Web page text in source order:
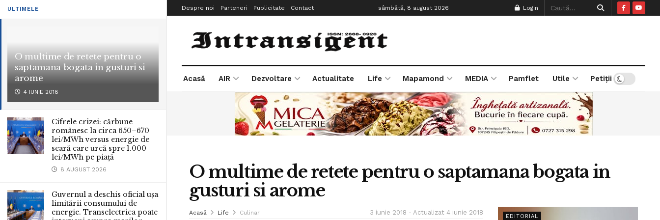
ULTIMELE
O multime de retete pentru o
saptamana bogata in gusturi si
arome
4 IUNIE 2018
Cifrele crizei: cărbune
românesc la circa 650–670
lei/MWh versus energie de
seară care urcă spre 1.000
lei/MWh pe piață
8 AUGUST 2026
Guvernul a deschis oficial ușa
limitării consumului de
energie. Transelectrica poate
Despre noi Parteneri Publicitate Contact sâmbătă, 8 august 2026 Login
Acasă AIR Dezvoltare Actualitate Life Mapamond MEDIA Pamflet Utile Petiții
O multime de retete pentru o saptamana bogata in
gusturi si arome
Acasă Life Culinar 3 iunie 2018 - Actualizat 4 iunie 2018
EDITORIAL